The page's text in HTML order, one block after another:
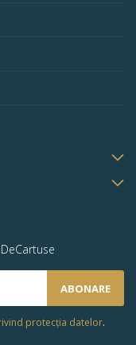
ABONARE
protecția datelor.